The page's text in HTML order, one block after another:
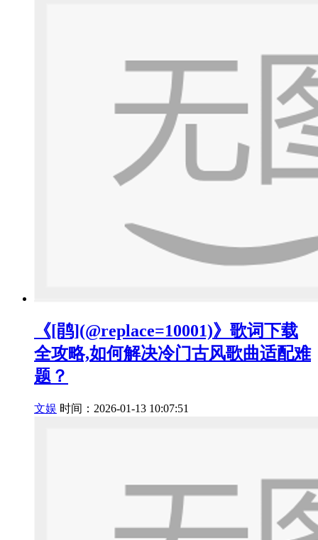
《[鹃](@replace=10001)》歌词下载
全攻略,如何解决冷门古风歌曲适配难
题？
文娱 时间：2026-01-13 10:07:51